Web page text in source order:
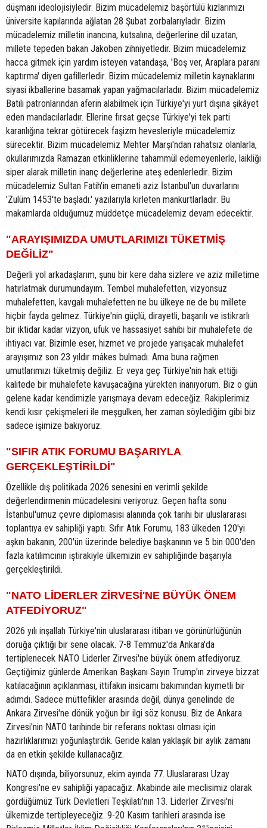
düşmanı ideolojisiyledir. Bizim mücadelemiz başörtülü kızlarımızı
üniversite kapılarında ağlatan 28 Şubat zorbalarıyladır. Bizim
mücadelemiz milletin inancına, kutsalına, değerlerine dil uzatan,
millete tepeden bakan Jakoben zihniyetledir. Bizim mücadelemiz
hacca gitmek için yardım isteyen vatandaşa, 'Boş ver, Araplara paranı
kaptırma' diyen gafillerledir. Bizim mücadelemiz milletin kaynaklarını
siyasi ikballerine basamak yapan yağmacılarladır. Bizim mücadelemiz
Batılı patronlarından aferin alabilmek için Türkiye'yi yurt dışına şikâyet
eden mandacılarladır. Ellerine fırsat geçse Türkiye'yi tek parti
karanlığına tekrar götürecek faşizm hevesleriyle mücadelemiz
sürecektir. Bizim mücadelemiz Mehter Marşı'ndan rahatsız olanlarla,
okullarımızda Ramazan etkinliklerine tahammül edemeyenlerle, laikliği
siper alarak milletin inanç değerlerine ateş edenlerledir. Bizim
mücadelemiz Sultan Fatih'in emaneti aziz İstanbul'un duvarlarını
'Zulüm 1453'te başladı.' yazılarıyla kirleten mankurtlarladır. Bu
makamlarda olduğumuz müddetçe mücadelemiz devam edecektir.
"ARAYIŞIMIZDA UMUTLARIMIZI TÜKETMİŞ
DEĞİLİZ"
Değerli yol arkadaşlarım, şunu bir kere daha sizlere ve aziz milletime
hatırlatmak durumundayım. Tembel muhalefetten, vizyonsuz
muhalefetten, kavgalı muhalefetten ne bu ülkeye ne de bu millete
hiçbir fayda gelmez. Türkiye'nin güçlü, dirayetli, başarılı ve istikrarlı
bir iktidar kadar vizyon, ufuk ve hassasiyet sahibi bir muhalefete de
ihtiyacı var. Bizimle eser, hizmet ve projede yarışacak muhalefet
arayışımız son 23 yıldır mâkes bulmadı. Ama buna rağmen
umutlarımızı tüketmiş değiliz. Er veya geç Türkiye'nin hak ettiği
kalitede bir muhalefete kavuşacağına yürekten inanıyorum. Biz o gün
gelene kadar kendimizle yarışmaya devam edeceğiz. Rakiplerimiz
kendi kısır çekişmeleri ile meşgulken, her zaman söylediğim gibi biz
sadece işimize bakıyoruz.
"SIFIR ATIK FORUMU BAŞARIYLA
GERÇEKLEŞTİRİLDİ"
Özellikle dış politikada 2026 senesini en verimli şekilde
değerlendirmenin mücadelesini veriyoruz. Geçen hafta sonu
İstanbul'umuz çevre diplomasisi alanında çok tarihi bir uluslararası
toplantıya ev sahipliği yaptı. Sıfır Atık Forumu, 183 ülkeden 120'yi
aşkın bakanın, 200'ün üzerinde belediye başkanının ve 5 bin 000'den
fazla katılımcının iştirakiyle ülkemizin ev sahipliğinde başarıyla
gerçekleştirildi.
"NATO LİDERLER ZİRVESİ'NE BÜYÜK ÖNEM
ATFEDİYORUZ"
2026 yılı inşallah Türkiye'nin uluslararası itibarı ve görünürlüğünün
doruğa çıktığı bir sene olacak. 7-8 Temmuz'da Ankara'da
tertiplenecek NATO Liderler Zirvesi'ne büyük önem atfediyoruz.
Geçtiğimiz günlerde Amerikan Başkanı Sayın Trump'ın zirveye bizzat
katılacağının açıklanması, ittifakın insicamı bakımından kıymetli bir
adımdı. Sadece müttefikler arasında değil, dünya genelinde de
Ankara Zirvesi'ne dönük yoğun bir ilgi söz konusu. Biz de Ankara
Zirvesi'nin NATO tarihinde bir referans noktası olması için
hazırlıklarımızı yoğunlaştırdık. Geride kalan yaklaşık bir aylık zamanı
da en etkin şekilde kullanacağız.
NATO dışında, biliyorsunuz, ekim ayında 77. Uluslararası Uzay
Kongresi'ne ev sahipliği yapacağız. Akabinde aile meclisimiz olarak
gördüğümüz Türk Devletleri Teşkilatı'nın 13. Liderler Zirvesi'ni
ülkemizde tertipleyeceğiz. 9-20 Kasım tarihleri arasında ise